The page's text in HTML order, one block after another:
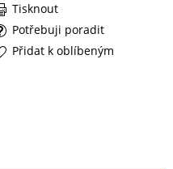
Potřebuji poradit
Tisknout
Přidat k oblíbeným